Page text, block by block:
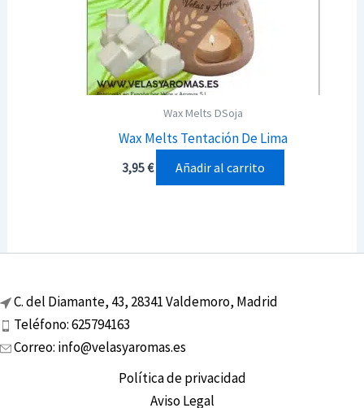
Wax Melts DSoja
Wax Melts Tentación De Lima
3,95€ Añadir al carrito
C. del Diamante, 43, 28341 Valdemoro, Madrid
Teléfono: 625794163
Correo: info@velasyaromas.es
Política de privacidad
Aviso Legal